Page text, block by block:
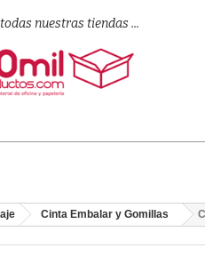
nuestras tiendas ...
Cinta Embalar y Gomillas